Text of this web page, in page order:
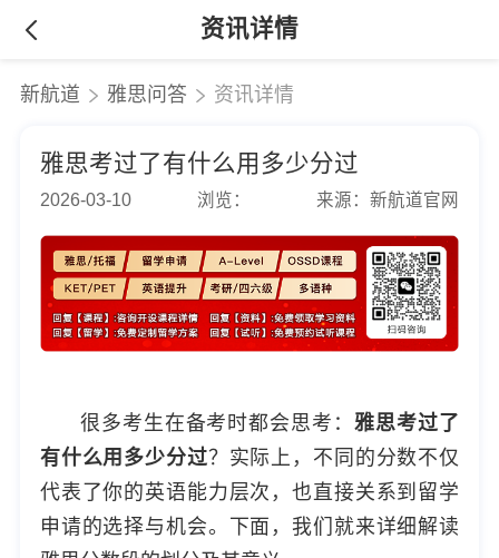
资讯详情
新航道 雅思问答 资讯详情
雅思考过了有什么用多少分过
2026-03-10 浏览： 来源：新航道官网
很多考生在备考时都会思考：雅思考过了
有什么用多少分过？实际上，不同的分数不仅
代表了你的英语能力层次，也直接关系到留学
申请的选择与机会。下面，我们就来详细解读